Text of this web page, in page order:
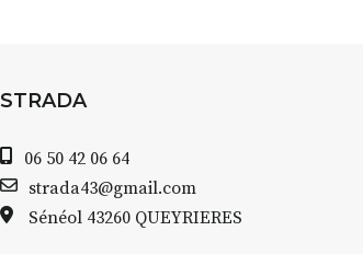
STRADA
06 50 42 06 64
strada43@gmail.com
Sénéol 43260 QUEYRIERES